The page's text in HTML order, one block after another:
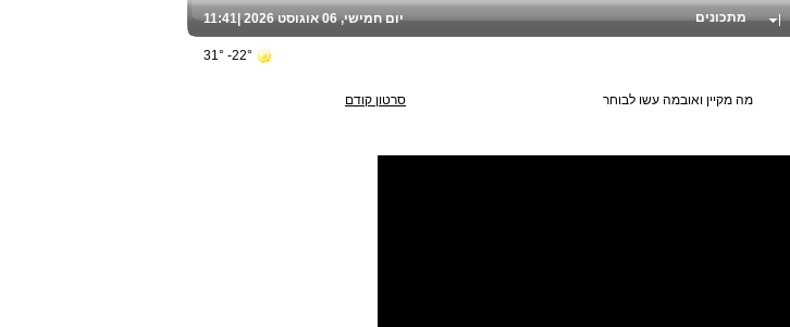
סרטון קודם מה מקיין ואובמה עשו לבוחר
11:41 יום חמישי, 06 אוגוסט 2026 | מתכונים
22°- 31°